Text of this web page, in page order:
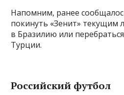
Напомним, ранее
покинуть «Зенит» текущим
в Бразилию или
Турции.
Российский футбол